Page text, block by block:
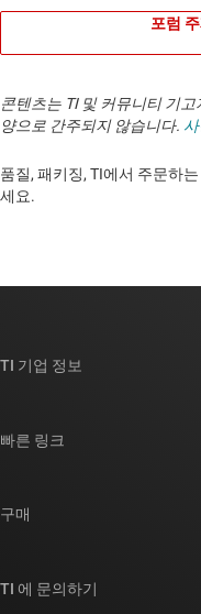
포럼
콘텐츠는 TI 및 커뮤니티 기
양으로 간주되지 않습니다.
품질, 패키징, TI에서 주문하
세요.
TI 기업 정보
빠른 링크
대체품 검색
구매
TI 에 문의하기